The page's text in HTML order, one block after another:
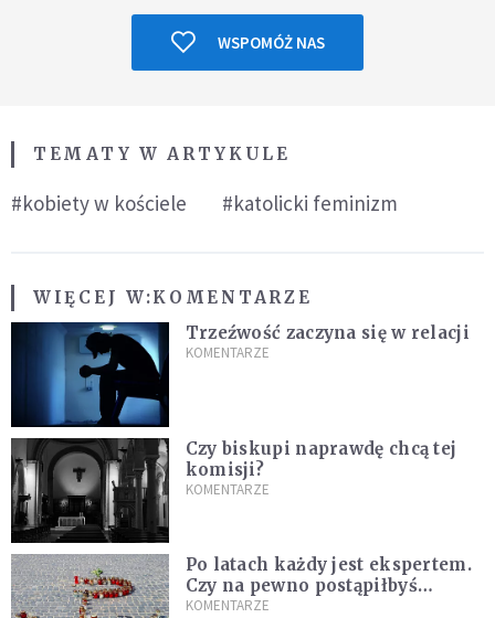
WSPOMÓŻ NAS
TEMATY W ARTYKULE
#kobiety w kościele #katolicki feminizm
WIĘCEJ W:KOMENTARZE
Trzeźwość zaczyna się w relacji
KOMENTARZE
Czy biskupi naprawdę chcą tej
komisji?
KOMENTARZE
Po latach każdy jest ekspertem.
Czy na pewno postąpiłbyś
inaczej?
KOMENTARZE